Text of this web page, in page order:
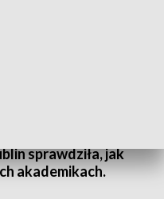
sprawdziła, jak
akademikach.